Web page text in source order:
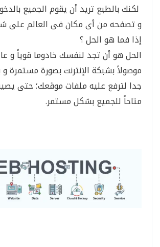
لكنك بالطبع تريد أن يقوم الجميع
و تصفحه من أى مكان فى العالم على
إذا فما هو الحل ؟
الحل هو أن تجد لنفسك خادوما قوياً و
موصولاً بشبكة الإنترنت بصورة مستمرة
جدا لترفع عليه ملفات موقعك؛ حتى
متاحاً للجميع بشكل مستمر.